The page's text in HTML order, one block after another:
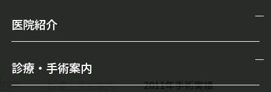
医院紹介
院長からのメッセージ
診療・手術案内
TOP 診療・手術案内 2011年手術実績